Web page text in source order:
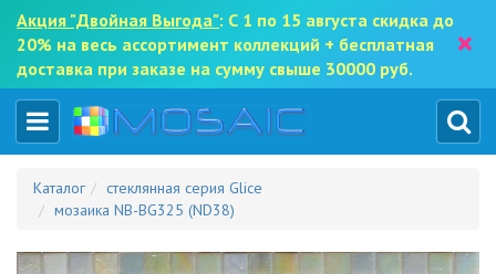
Акция "Двойная Выгода": С 1 по 15 августа скидка до
20% на весь ассортимент коллекций + бесплатная
доставка при заказе на сумму свыше 30000 руб.
×
Каталог
стеклянная серия Glice
мозаика NB-BG325 (ND38)